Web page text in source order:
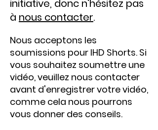
initiative, donc n'hésitez pas
à nous contacter.
Nous acceptons les
soumissions pour IHD Shorts. Si
vous souhaitez soumettre une
vidéo, veuillez nous contacter
avant d'enregistrer votre vidéo,
comme cela nous pourrons
vous donner des conseils.